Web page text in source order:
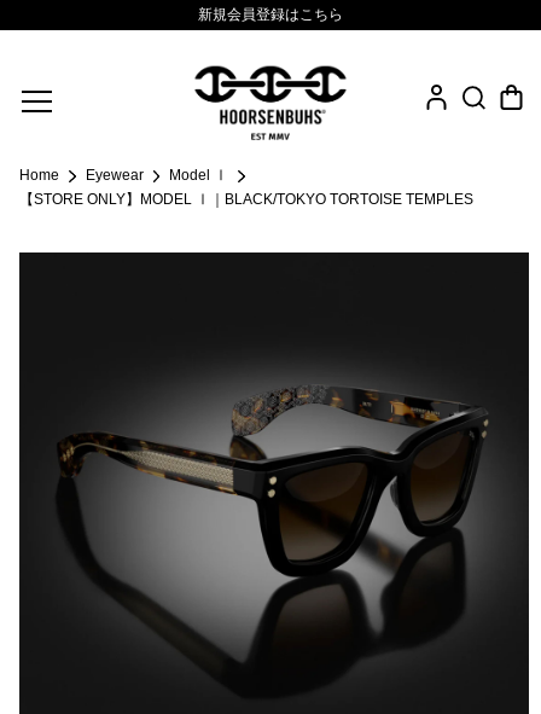
.925 Sterling
新規会員登録はこちら
Home Eyewear
Model Ⅰ
【STORE ONLY】MODEL Ⅰ｜BLACK/TOKYO TORTOISE TEMPLES